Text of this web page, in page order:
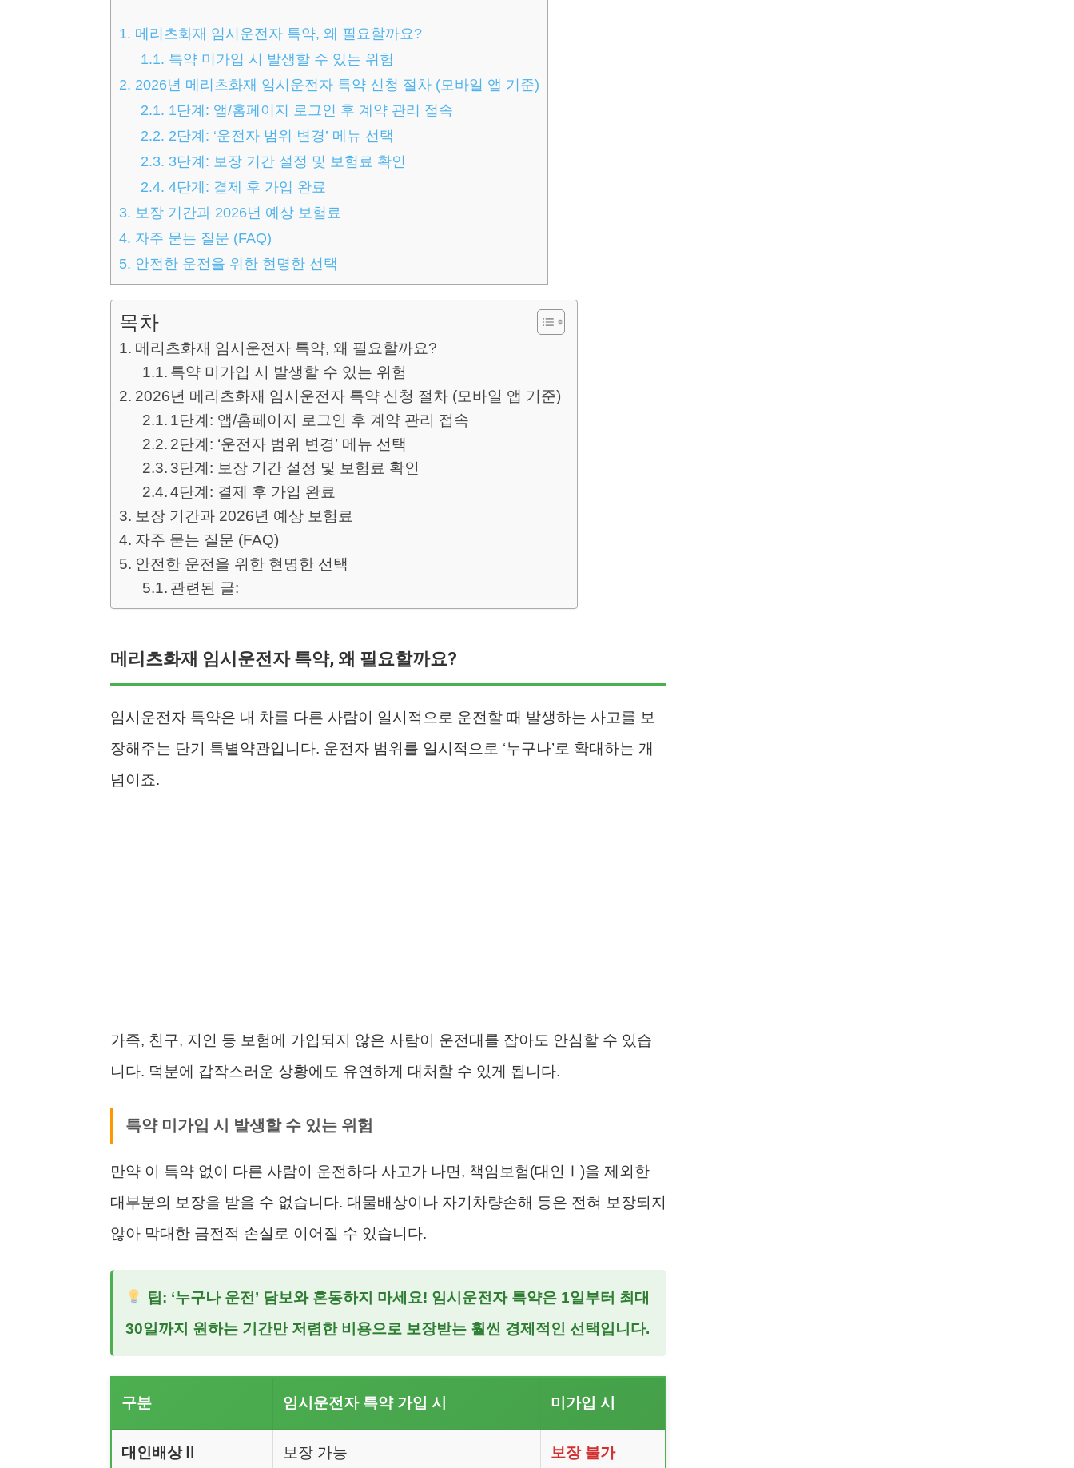
1. 메리츠화재 임시운전자 특약, 왜 필요할까요?
1.1. 특약 미가입 시 발생할 수 있는 위험
2. 2026년 메리츠화재 임시운전자 특약 신청 절차 (모바일 앱 기준)
2.1. 1단계: 앱/홈페이지 로그인 후 계약 관리 접속
2.2. 2단계: ‘운전자 범위 변경’ 메뉴 선택
2.3. 3단계: 보장 기간 설정 및 보험료 확인
2.4. 4단계: 결제 후 가입 완료
3. 보장 기간과 2026년 예상 보험료
4. 자주 묻는 질문 (FAQ)
5. 안전한 운전을 위한 현명한 선택
목차
메리츠화재 임시운전자 특약, 왜 필요할까요?
특약 미가입 시 발생할 수 있는 위험
2026년 메리츠화재 임시운전자 특약 신청 절차 (모바일 앱 기준)
1단계: 앱/홈페이지 로그인 후 계약 관리 접속
2단계: ‘운전자 범위 변경’ 메뉴 선택
3단계: 보장 기간 설정 및 보험료 확인
4단계: 결제 후 가입 완료
보장 기간과 2026년 예상 보험료
자주 묻는 질문 (FAQ)
안전한 운전을 위한 현명한 선택
관련된 글:
메리츠화재 임시운전자 특약, 왜 필요할까요?
임시운전자 특약은 내 차를 다른 사람이 일시적으로 운전할 때 발생하는 사고를 보
장해주는 단기 특별약관입니다. 운전자 범위를 일시적으로 ‘누구나’로 확대하는 개
념이죠.
가족, 친구, 지인 등 보험에 가입되지 않은 사람이 운전대를 잡아도 안심할 수 있습
니다. 덕분에 갑작스러운 상황에도 유연하게 대처할 수 있게 됩니다.
특약 미가입 시 발생할 수 있는 위험
만약 이 특약 없이 다른 사람이 운전하다 사고가 나면, 책임보험(대인Ⅰ)을 제외한
대부분의 보장을 받을 수 없습니다. 대물배상이나 자기차량손해 등은 전혀 보장되지
않아 막대한 금전적 손실로 이어질 수 있습니다.
팁: ‘누구나 운전’ 담보와 혼동하지 마세요! 임시운전자 특약은 1일부터 최대
30일까지 원하는 기간만 저렴한 비용으로 보장받는 훨씬 경제적인 선택입니다.
구분 임시운전자 특약 가입 시 미가입 시
대인배상Ⅱ 보장 가능 보장 불가